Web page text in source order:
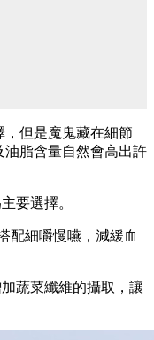
，但是魔鬼藏在細節
脂含量自然會高出許
要選擇。
配細嚼慢嚥，減緩血
蔬菜纖維的攝取，讓